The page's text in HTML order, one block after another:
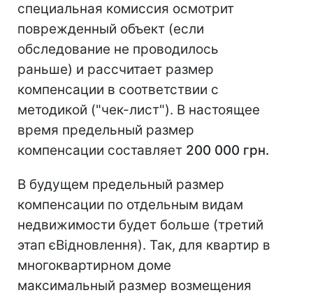
специальная комиссия осмотрит
поврежденный объект (если
обследование не проводилось
раньше) и рассчитает размер
компенсации в соответствии с
методикой ("чек-лист"). В настоящее
время предельный размер
компенсации составляет 200 000 грн.
В будущем предельный размер
компенсации по отдельным видам
недвижимости будет больше (третий
этап єВідновлення). Так, для квартир в
многоквартирном доме
максимальный размер возмещения